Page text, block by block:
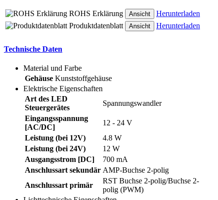
ROHS Erklärung Ansicht
Herunterladen
Produktdatenblatt
Ansicht Herunterladen
Technische Daten
Material und Farbe
Gehäuse Kunststoffgehäuse
Elektrische Eigenschaften
Art des LED
Steuergerätes
Spannungswandler
Eingangsspannung
[AC/DC]
12 - 24 V
Leistung (bei 12V)
4.8 W
Leistung (bei 24V)
12 W
Ausgangsstrom [DC]
700 mA
Anschlussart sekundär AMP-Buchse 2-polig
Anschlussart primär
RST Buchse 2-polig/Buchse 2-
polig (PWM)